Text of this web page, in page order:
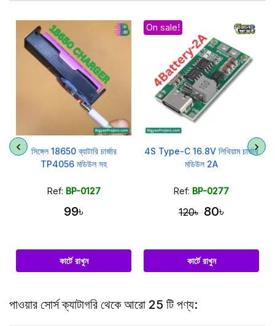
সিঙ্গেল 18650 ব্যাটারি চার্জার
TP4056 মডিউল সহ
Ref: BP-0127
99৳
কার্টে রাখুন
On sale!
4S Type-C 16.8V লিথিয়াম চার্জার
মডিউল 2A
Ref: BP-0277
120৳ 80৳
কার্টে রাখুন
পাওয়ার সোর্স ক্যাটাগরি থেকে আরো 25 টি পণ্য: